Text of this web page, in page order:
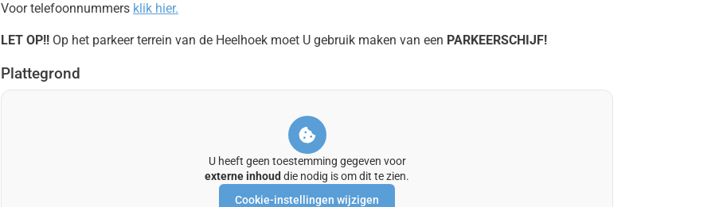
Voor telefoonnummers klik hier.
LET OP!! Op het parkeer terrein van de Heelhoek moet U gebruik maken van een PARKEERSCHIJF!
Plattegrond
U heeft geen toestemming gegeven voor
externe inhoud die nodig is om dit te zien.
Cookie-instellingen wijzigen